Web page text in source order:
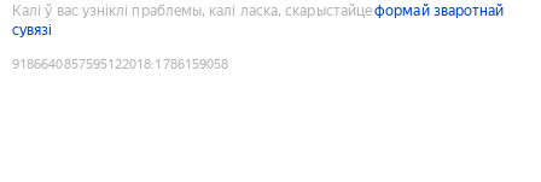
Калі ў вас узніклі праблемы, калі ласка, скарыстайцеформай зваротнай
сувязі
9186640857595122018:1786159058